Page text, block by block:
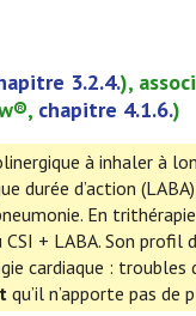
3.2.4.),
®, chapitre 4.1.6.)
à inhaler à
durée d’action
En
+ LABA. Son
cardiaque : troubles
qu’il n’apporte pas